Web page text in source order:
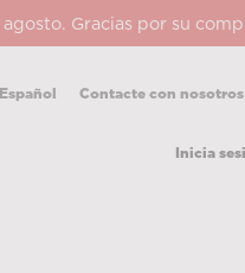
Gracias por su
Contacte con nosotros
Español
Inicia